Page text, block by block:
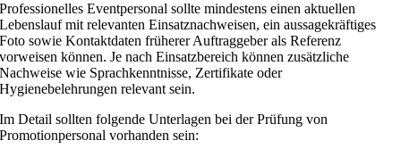
Professionelles Eventpersonal sollte mindestens einen aktuellen
Lebenslauf mit relevanten Einsatznachweisen, ein aussagekräftiges
Foto sowie Kontaktdaten früherer Auftraggeber als Referenz
vorweisen können. Je nach Einsatzbereich können zusätzliche
Nachweise wie Sprachkenntnisse, Zertifikate oder
Hygienebelehrungen relevant sein.
Im Detail sollten folgende Unterlagen bei der Prüfung von
Promotionpersonal vorhanden sein: